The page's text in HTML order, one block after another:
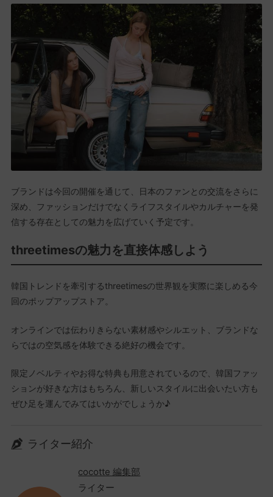
ブランドは今回の開催を通じて、日本のファンとの交流をさらに
深め、ファッションだけでなくライフスタイルやカルチャーを発
信する存在としての魅力を広げていく予定です。
threetimesの魅力を直接体感しよう
韓国トレンドを牽引するthreetimesの世界観を実際に楽しめる今
回のポップアップストア。
オンラインでは伝わりきらない素材感やシルエット、ブランドな
らではの空気感を体験できる絶好の機会です。
限定ノベルティやお得な特典も用意されているので、韓国ファッ
ションが好きな方はもちろん、新しいスタイルに出会いたい方も
ぜひ足を運んでみてはいかがでしょうか♪
ライター紹介
cocotte 編集部
ライター